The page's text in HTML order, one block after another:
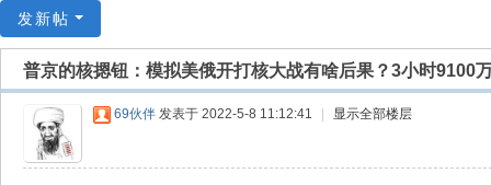
爱
发新帖
普京的核摁钮：模拟美俄开打核大战有啥后果？3小时9100
69伙伴 发表于 2022-5-8 11:12:41 显示全部楼层